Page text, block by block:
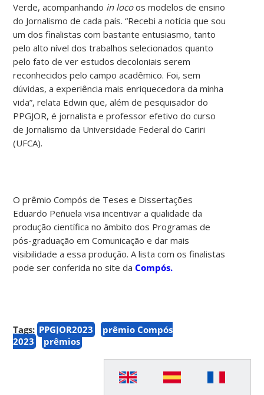
Verde, acompanhando in locoos modelos de ensino
do Jornalismo de cada país. “Recebi a notícia que sou
um dos finalistas com bastante entusiasmo, tanto
pelo alto nível dos trabalhos selecionados quanto
pelo fato de ver estudos decoloniais serem
reconhecidos pelo campo acadêmico. Foi, sem
dúvidas, a experiência mais enriquecedora da minha
vida”, relata Edwin que, além de pesquisador do
PPGJOR, é jornalista e professor efetivo do curso
de Jornalismo da Universidade Federal do Cariri
(UFCA).
O prêmio Compós de Teses e Dissertações
Eduardo Peñuela visa incentivar a qualidade da
produção científica no âmbito dos Programas de
pós-graduação em Comunicação e dar mais
visibilidade a essa produção. A lista com os finalistas
pode ser conferida no site daCompós.
Tags: PPGJOR2023
prêmio Compós
2023
prêmios